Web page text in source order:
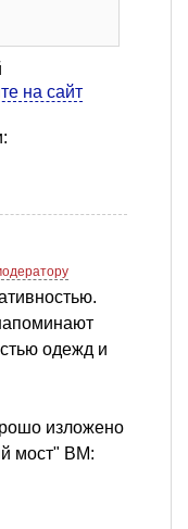
на сайт
одежд и
изложено
мост" ВМ: